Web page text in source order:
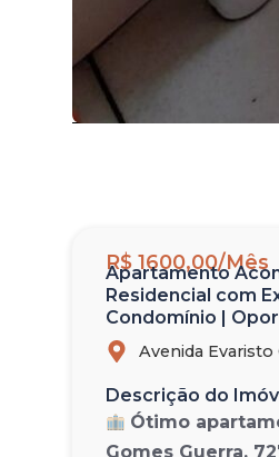
R$ 1600,00/Mês
Apartamento
Residencial com
Condomínio |
Avenida Evaristo
Descrição do
Ótimo
Gomes Guerra,